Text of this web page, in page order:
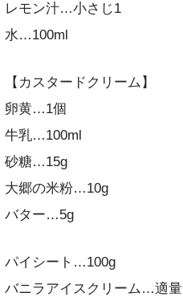
レモン汁…小さじ1
水…100ml
【カスタードクリーム】
卵黄…1個
牛乳…100ml
砂糖…15g
大郷の米粉…10g
バター…5g
パイシート…100g
バニラアイスクリーム…適量